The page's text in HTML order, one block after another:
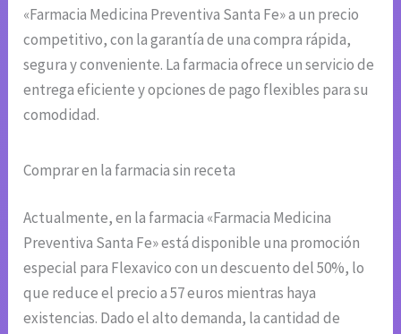
«Farmacia Medicina Preventiva Santa Fe» a un precio
competitivo, con la garantía de una compra rápida,
segura y conveniente. La farmacia ofrece un servicio de
entrega eficiente y opciones de pago flexibles para su
comodidad.
Comprar en la farmacia sin receta
Actualmente, en la farmacia «Farmacia Medicina
Preventiva Santa Fe» está disponible una promoción
especial para Flexavico con un descuento del 50%, lo
que reduce el precio a 57 euros mientras haya
existencias. Dado el alto demanda, la cantidad de